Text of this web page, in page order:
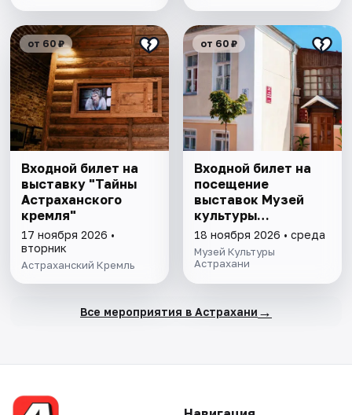
от 60 ₽
Входной билет на
выставку "Тайны
Астраханского
кремля"
17 ноября 2026 •
вторник
Астраханский Кремль
от 60 ₽
Входной билет на
посещение
выставок Музей
культуры
Астрахани
18 ноября 2026 • среда
Музей Культуры
Астрахани
Все мероприятия в Астрахани →